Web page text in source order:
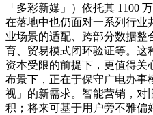
「多彩新媒」）依托其 1100
在落地中也仍面对一系列行
业场景的适配、跨部分数据
育、贸易模式闭环验证等。这
资本受限的前提下，更值得关
布景下，正在于保守广电办事
视」的新需求。智能营销，对
积；将来可基于用户旁不雅偏